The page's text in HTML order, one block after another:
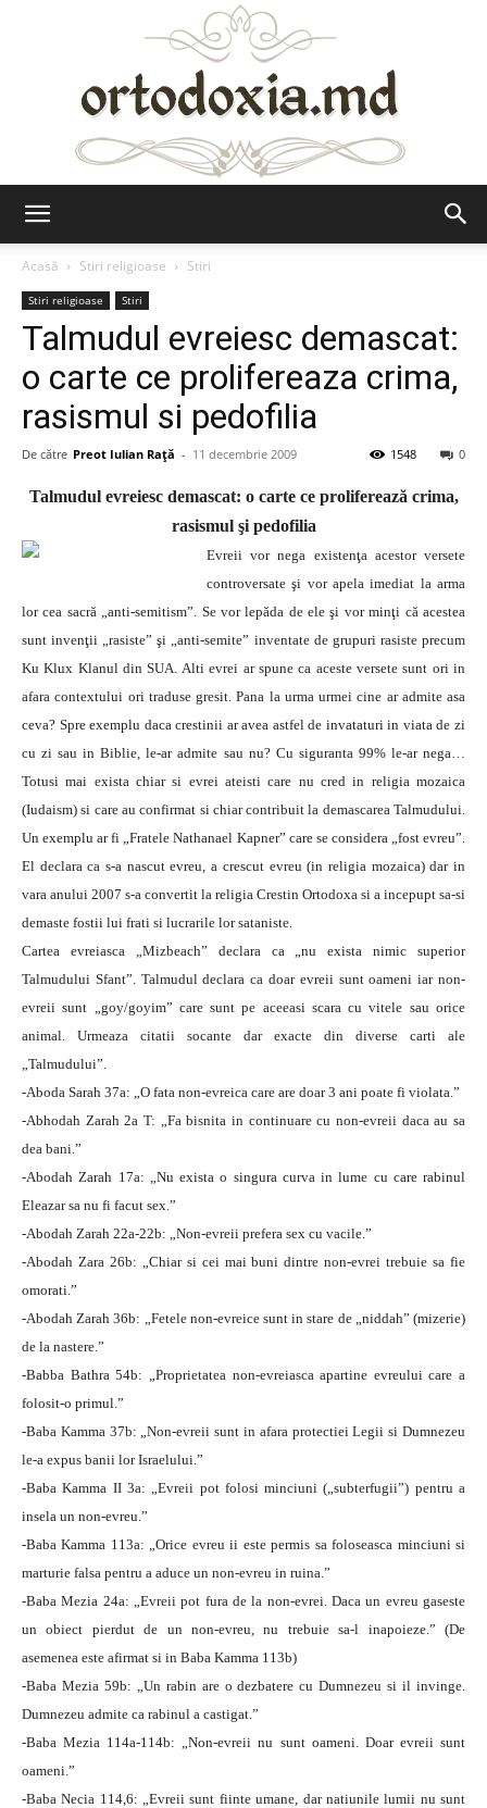
Acasă
Stiri religioase Stiri
Stiri religioase Stiri
Talmudul evreiesc demascat:
o carte ce prolifereaza crima,
rasismul si pedofilia
De către Preot Iulian Raţă - 11 decembrie 2009 0
1548
Talmudul evreiesc demascat: o carte ce proliferează crima,
rasismul şi pedofilia
Evreii vor nega existenţa acestor versete
controversate şi vor apela imediat la arma
lor cea sacră „anti-semitism”. Se vor lepăda de ele şi vor minţi că acestea
sunt invenţii „rasiste” şi „anti-semite” inventate de grupuri rasiste precum
Ku Klux Klanul din SUA. Alti evrei ar spune ca aceste versete sunt ori in
afara contextului ori traduse gresit. Pana la urma urmei cine ar admite asa
ceva? Spre exemplu daca crestinii ar avea astfel de invataturi in viata de zi
cu zi sau in Biblie, le-ar admite sau nu? Cu siguranta 99% le-ar nega…
Totusi mai exista chiar si evrei ateisti care nu cred in religia mozaica
(Iudaism) si care au confirmat si chiar contribuit la demascarea Talmudului.
Un exemplu ar fi „Fratele Nathanael Kapner” care se considera „fost evreu”.
El declara ca s-a nascut evreu, a crescut evreu (in religia mozaica) dar in
vara anului 2007 s-a convertit la religia Crestin Ortodoxa si a incepupt sa-si
demaste fostii lui frati si lucrarile lor sataniste.
Cartea evreiasca „Mizbeach” declara ca „nu exista nimic superior
Talmudului Sfant”. Talmudul declara ca doar evreii sunt oameni iar non-
evreii sunt „goy/goyim” care sunt pe aceeasi scara cu vitele sau orice
animal. Urmeaza citatii socante dar exacte din diverse carti ale
„Talmudului”.
-Aboda Sarah 37a: „O fata non-evreica care are doar 3 ani poate fi violata.”
-Abhodah Zarah 2a T: „Fa bisnita in continuare cu non-evreii daca au sa
dea bani.”
-Abodah Zarah 17a: „Nu exista o singura curva in lume cu care rabinul
Eleazar sa nu fi facut sex.”
-Abodah Zarah 22a-22b: „Non-evreii prefera sex cu vacile.”
-Abodah Zara 26b: „Chiar si cei mai buni dintre non-evrei trebuie sa fie
omorati.”
-Abodah Zarah 36b: „Fetele non-evreice sunt in stare de „niddah” (mizerie)
de la nastere.”
-Babba Bathra 54b: „Proprietatea non-evreiasca apartine evreului care a
folosit-o primul.”
-Baba Kamma 37b: „Non-evreii sunt in afara protectiei Legii si Dumnezeu
le-a expus banii lor Israelului.”
-Baba Kamma II 3a: „Evreii pot folosi minciuni („subterfugii”) pentru a
insela un non-evreu.”
-Baba Kamma 113a: „Orice evreu ii este permis sa foloseasca minciuni si
marturie falsa pentru a aduce un non-evreu in ruina.”
-Baba Mezia 24a: „Evreii pot fura de la non-evrei. Daca un evreu gaseste
un obiect pierdut de un non-evreu, nu trebuie sa-l inapoieze.” (De
asemenea este afirmat si in Baba Kamma 113b)
-Baba Mezia 59b: „Un rabin are o dezbatere cu Dumnezeu si il invinge.
Dumnezeu admite ca rabinul a castigat.”
-Baba Mezia 114a-114b: „Non-evreii nu sunt oameni. Doar evreii sunt
oameni.”
-Baba Necia 114,6: „Evreii sunt fiinte umane, dar natiunile lumii nu sunt